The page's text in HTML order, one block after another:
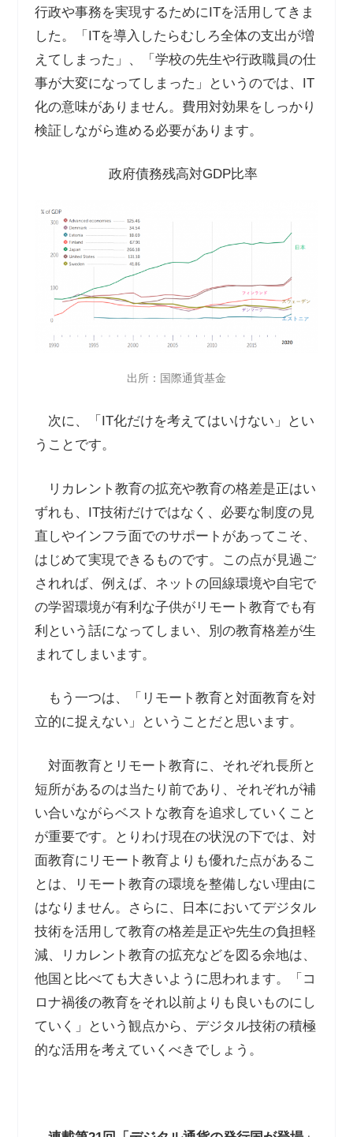
行政や事務を実現するためにITを活用してきま
した。「ITを導入したらむしろ全体の支出が増
えてしまった」、「学校の先生や行政職員の仕
事が大変になってしまった」というのでは、IT
化の意味がありません。費用対効果をしっかり
検証しながら進める必要があります。
政府債務残高対GDP比率
出所：国際通貨基金
次に、「IT化だけを考えてはいけない」とい
うことです。
リカレント教育の拡充や教育の格差是正はい
ずれも、IT技術だけではなく、必要な制度の見
直しやインフラ面でのサポートがあってこそ、
はじめて実現できるものです。この点が見過ご
されれば、例えば、ネットの回線環境や自宅で
の学習環境が有利な子供がリモート教育でも有
利という話になってしまい、別の教育格差が生
まれてしまいます。
もう一つは、「リモート教育と対面教育を対
立的に捉えない」ということだと思います。
対面教育とリモート教育に、それぞれ長所と
短所があるのは当たり前であり、それぞれが補
い合いながらベストな教育を追求していくこと
が重要です。とりわけ現在の状況の下では、対
面教育にリモート教育よりも優れた点があるこ
とは、リモート教育の環境を整備しない理由に
はなりません。さらに、日本においてデジタル
技術を活用して教育の格差是正や先生の負担軽
減、リカレント教育の拡充などを図る余地は、
他国と比べても大きいように思われます。「コ
ロナ禍後の教育をそれ以前よりも良いものにし
ていく」という観点から、デジタル技術の積極
的な活用を考えていくべきでしょう。